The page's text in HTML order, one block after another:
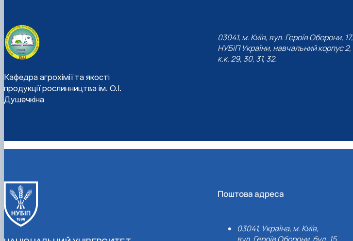
Кафедра агрохімії та якості
продукції рослинництва ім. О.І.
Душечкіна
03041, м. Київ, вул. Героїв Оборони, 17,
НУБіП України, навчальний корпус 2,
к.к. 29, 30, 31, 32.
Поштова адреса
03041, Україна, м. Київ,